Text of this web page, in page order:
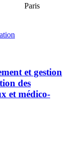
Paris
et gestion
des
et médico-